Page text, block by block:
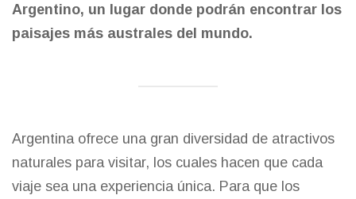
Argentino, un lugar donde podrán encontrar los
paisajes más australes del mundo.
Argentina ofrece una gran diversidad de atractivos
naturales para visitar, los cuales hacen que cada
viaje sea una experiencia única. Para que los